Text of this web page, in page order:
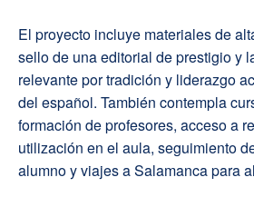
El proyecto incluye materiales de
sello de una editorial de prestigio y
relevante por tradición y liderazgo
del español. También contempla
formación de profesores, acceso a
utilización en el aula, seguimiento
alumno y viajes a Salamanca para